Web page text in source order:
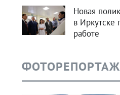
Новая
в Иркутске
работе